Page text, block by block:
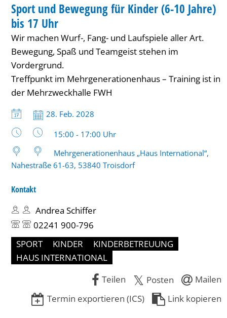
und
Bewegung
für
Kinder
(6-
Jahre)
bis
KATEGORIE: HAUS INTERNATIONAL
Sport und Bewegung für Kinder (6-10 Jahre)
bis 17 Uhr
Wir machen Wurf-, Fang- und Laufspiele aller Art.
Bewegung, Spaß und Teamgeist stehen im
Vordergrund.
Treffpunkt im Mehrgenerationenhaus – Training ist in
der Mehrzweckhalle FWH
Datum:
28. Feb. 2028
Uhrzeit:
15:00 - 17:00 Uhr
Mehrgenerationenhaus „Haus International“,
Nahestraße 61-63, 53840 Troisdorf
Kontakt
Andrea Schiffer
02241 900-796
SPORT
KINDER
KINDERBETREUUNG
HAUS INTERNATIONAL
Teilen
Posten
Mailen
Termin exportieren (ICS)
Link kopieren